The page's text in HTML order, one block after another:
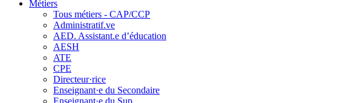
Métiers
Tous métiers - CAP/CCP
Administratif.ve
AED. Assistant.e d’éducation
AESH
ATE
CPE
Directeur·rice
Enseignant·e du Secondaire
Enseignant·e du Sup